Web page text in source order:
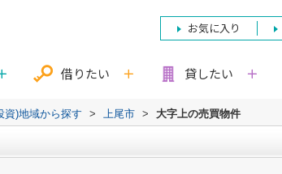
お気に入り
借りたい 貸したい
資)地域から探す > 上尾市 > 大字上の売買物件